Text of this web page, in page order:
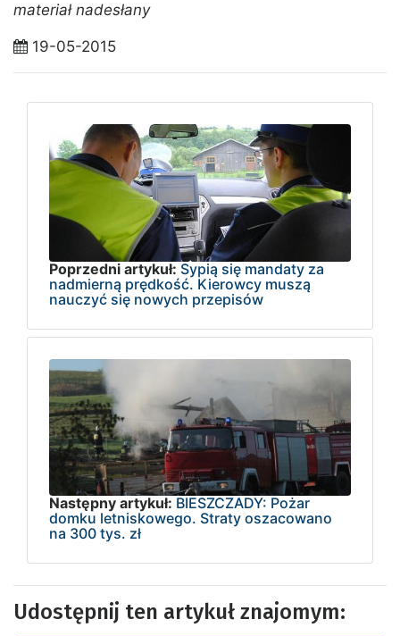
materiał nadesłany
19-05-2015
Poprzedni artykuł: Sypią się mandaty za
nadmierną prędkość. Kierowcy muszą
nauczyć się nowych przepisów
Następny artykuł: BIESZCZADY: Pożar
domku letniskowego. Straty oszacowano
na 300 tys. zł
Udostępnij ten artykuł znajomym: